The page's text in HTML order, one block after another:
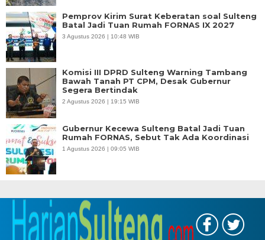
Pemprov Kirim Surat Keberatan soal Sulteng
Batal Jadi Tuan Rumah FORNAS IX 2027
3 Agustus 2026 | 10:48 WIB
Komisi III DPRD Sulteng Warning Tambang
Bawah Tanah PT CPM, Desak Gubernur
Segera Bertindak
2 Agustus 2026 | 19:15 WIB
Gubernur Kecewa Sulteng Batal Jadi Tuan
Rumah FORNAS, Sebut Tak Ada Koordinasi
1 Agustus 2026 | 09:05 WIB